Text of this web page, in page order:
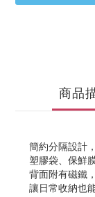
商品
簡約分隔設計
塑膠袋、保鮮
背面附有磁鐵
讓日常收納也